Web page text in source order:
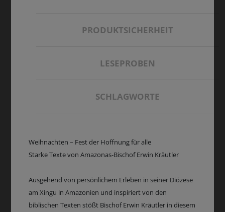
PRODUKTSICHERHEIT
LESEPROBEN
SCHLAGWORTE
Weihnachten – Fest der Hoffnung für alle
Starke Texte von Amazonas-Bischof Erwin Kräutler
Ausgehend von persönlichem Erleben in seiner Diözese
am Xingu in Amazonien und inspiriert von den
biblischen Texten stößt Bischof Erwin Kräutler in diesem